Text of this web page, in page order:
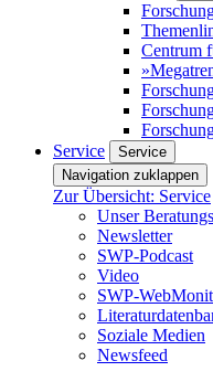
Centrum
Service
Service
Navigation zuklappen
Zur Übersicht: Service
Unser
Newsletter
SWP-Podcast
Video
SWP-
Soziale Medien
Newsfeed